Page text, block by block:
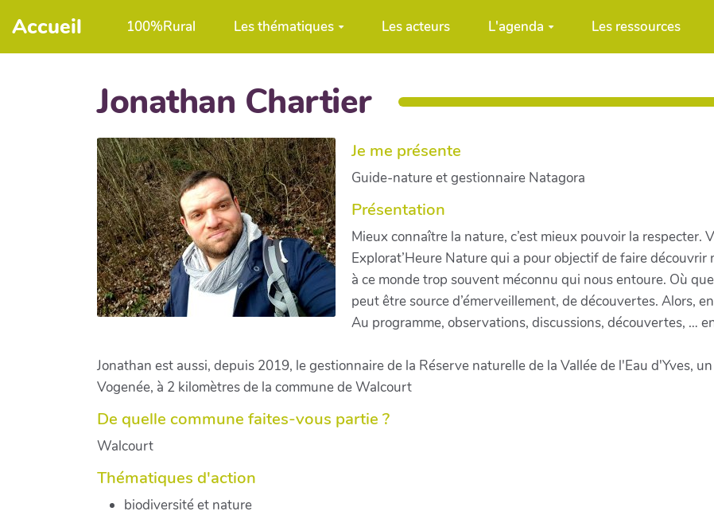
Aller au contenu principal
Accueil 100%Rural Les thématiques Les acteurs L'agenda Les ressources
Jonathan Chartier
Je me présente
Guide-nature et gestionnaire Natagora
Présentation
Mieux connaître la nature, c’est mieux pouvoir la respecter.
Explorat’Heure Nature qui a pour objectif de faire
à ce monde trop souvent méconnu qui nous entoure. Où
peut être source d’émerveillement, de découvertes. Alors,
Au programme, observations, discussions, découvertes, …
Jonathan est aussi, depuis 2019, le gestionnaire de la Réserve naturelle de la Vallée de l'Eau d'Yves,
Vogenée, à 2 kilomètres de la commune de Walcourt
De quelle commune faites-vous partie ?
Walcourt
Thématiques d'action
biodiversité et nature